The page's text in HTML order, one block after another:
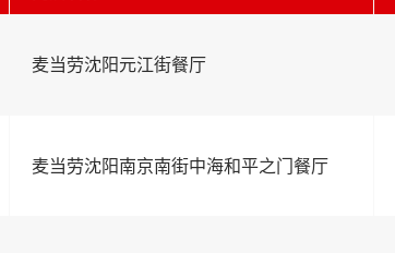
麦当劳沈阳元江街餐厅
麦当劳沈阳南京南街中海和平之门餐厅